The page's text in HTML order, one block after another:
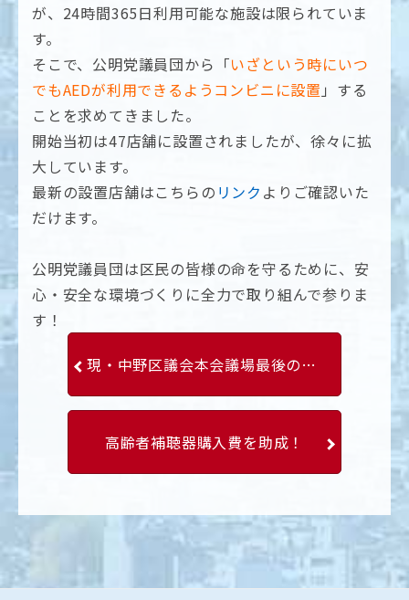
が、24時間365日利用可能な施設は限られていま
す。
そこで、公明党議員団から「いざという時にいつ
でもAEDが利用できるようコンビニに設置 」する
ことを求めてきました。
開始当初は47店舗に設置されましたが、徐々に拡
大しています。
最新の設置店舗はこちらの リンク よりご確認いた
だけます。
公明党議員団は区民の皆様の命を守るために、安
心・安全な環境づくりに全力で取り組んで参りま
す！
現・中野区議会本会議場最後の議会
高齢者補聴器購入費を助成！